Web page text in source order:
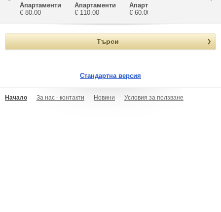
Апартаменти
Катерина
€ 80.00
Апартаменти
Зефира
€ 110.00
Апартаменти за
почивка
€ 60.00
Търси
Стандартна версия
Начало За нас - контакти Новини Условия за ползване